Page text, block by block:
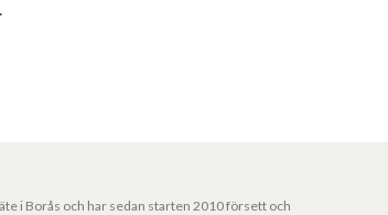
i Borås och har sedan starten 2010 försett och